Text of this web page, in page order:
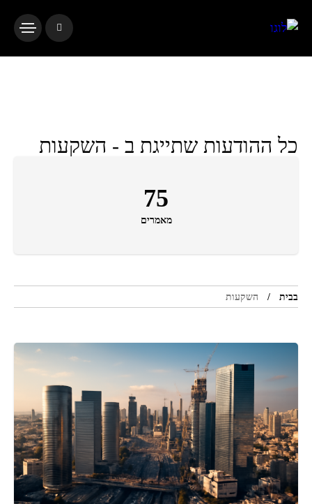
כל ההודעות שתייגת ב - השקעות
75
מאמרים
בבית השקעות